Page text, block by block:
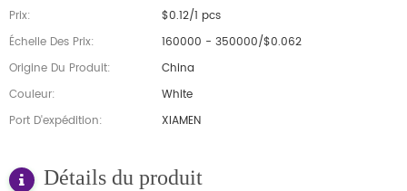
Prix:
$0.12/1 pcs
Échelle Des Prix:
160000 - 350000/$0.062
Origine Du Produit:
China
Couleur:
White
Port D'expédition:
XIAMEN
Détails du produit